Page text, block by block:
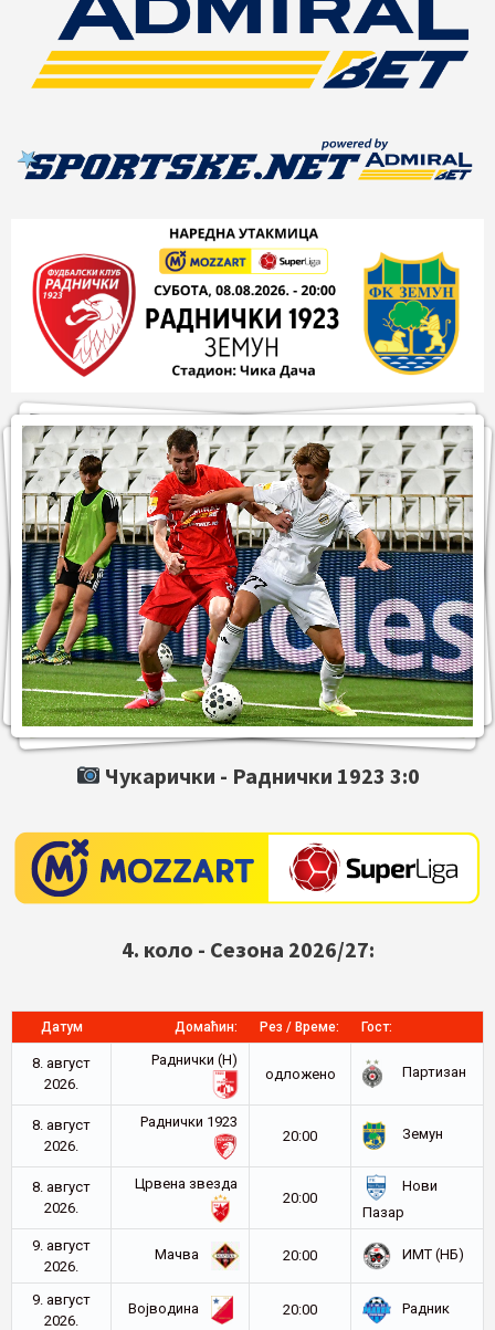
Чукарички - Раднички 1923 3:0
4. коло - Сезона 2026/27:
Датум Домаћин: Рез / Време: Гост:
8. август
2026.
Раднички (Н)
oдложено
Партизан
8. август
2026.
Раднички 1923
20:00
Земун
8. август
2026.
Црвена звезда
20:00
Нови
Пазар
9. август
2026.
Мачва 20:00 ИМТ (НБ)
9. август
2026.
Војводина 20:00 Радник